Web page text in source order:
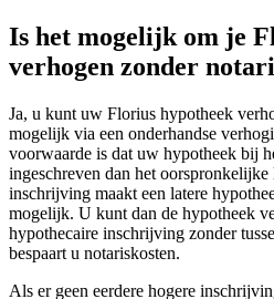
Is het mogelijk om je
verhogen zonder
Ja, u kunt uw Florius hypotheek
mogelijk via een onderhandse
voorwaarde is dat uw hypotheek bij
ingeschreven dan het
inschrijving maakt een latere
mogelijk. U kunt dan de hypotheek
hypothecaire inschrijving zonder
bespaart u notariskosten.
Als er geen eerdere hogere